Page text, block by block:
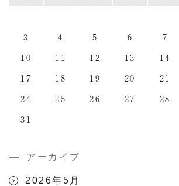
3
4 5 6 7
10
11 12 13 14
17
18 19 20 21
24
25 26 27 28
31
アーカイブ
2026年5月